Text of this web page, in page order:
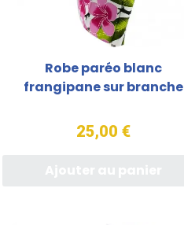
Robe paréo blanc
frangipane sur branche
25,00 €